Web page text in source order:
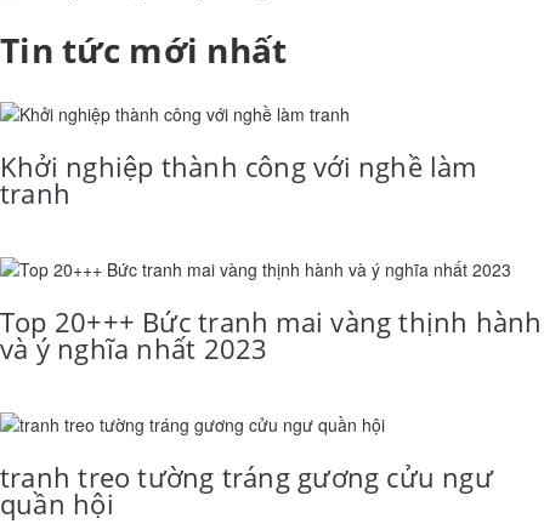
Tin tức mới nhất
Khởi nghiệp thành công với nghề làm
tranh
Top 20+++ Bức tranh mai vàng thịnh hành
và ý nghĩa nhất 2023
tranh treo tường tráng gương cửu ngư
quần hội